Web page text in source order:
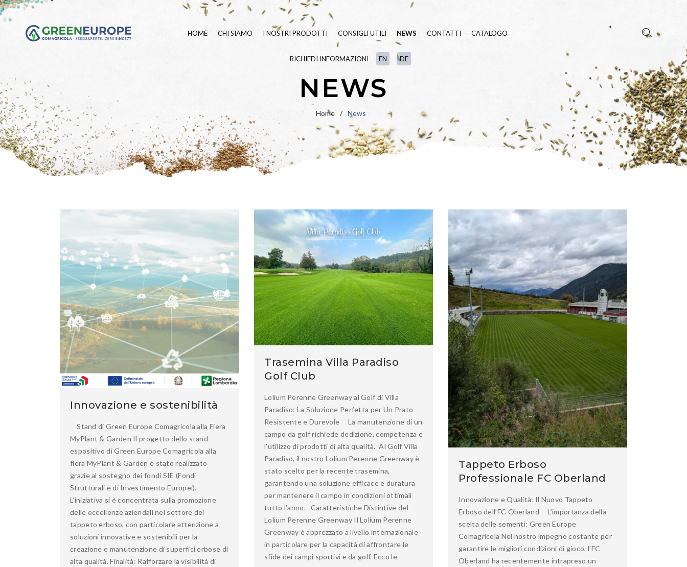
HOME CHI SIAMO I NOSTRI PRODOTTI
SEMENTI TAPPETO ERBOSO
BLUE
FERTILIZZANTI
UMETTANTI E SURFATTANTI
PRATO FIORITO
PAESAGGIO
IDROSEMINA
CONSIGLI UTILI NEWS CONTATTI CATALOGO
RICHIEDI INFORMAZIONI EN DE
NEWS
Home / News
Innovazione e sostenibilità
Stand di Green Europe Comagricola alla Fiera
MyPlant & Garden Il progetto dello stand
espositivo di Green Europe Comagricola alla
fiera MyPlant & Garden è stato realizzato
grazie al sostegno dei fondi SIE (Fondi
Strutturali e di Investimento Europei).
L’iniziativa si è concentrata sulla promozione
delle eccellenze aziendali nel settore del
tappeto erboso, con particolare attenzione a
soluzioni innovative e sostenibili per la
creazione e manutenzione di superfici erbose di
alta qualità. Finalità: Rafforzare la visibilità di
Trasemina Villa Paradiso
Golf Club
Lolium Perenne Greenway al Golf di Villa
Paradiso: La Soluzione Perfetta per Un Prato
Resistente e Durevole La manutenzione di un
campo da golf richiede dedizione, competenza e
l’utilizzo di prodotti di alta qualità. Al Golf Villa
Paradiso, il nostro Lolium Perenne Greenway è
stato scelto per la recente trasemina,
garantendo una soluzione efficace e duratura
per mantenere il campo in condizioni ottimali
tutto l’anno. Caratteristiche Distintive del
Lolium Perenne Greenway Il Lolium Perenne
Greenway è apprezzato a livello internazionale
in particolare per la capacità di affrontare le
sfide dei campi sportivi e da golf. Ecco le
Tappeto Erboso
Professionale FC Oberland
Innovazione e Qualità: Il Nuovo Tappeto
Erboso dell’FC Oberland L’importanza della
scelta delle sementi: Green Europe
Comagricola Nel nostro impegno costante per
garantire le migliori condizioni di gioco, l’FC
Oberland ha recentemente intrapreso un